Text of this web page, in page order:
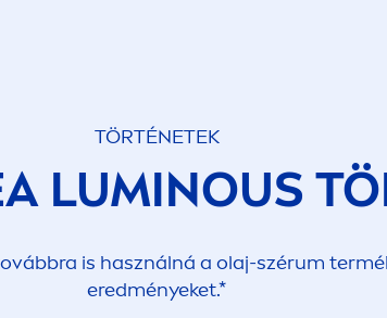
TÖRTÉNETEK
LUMINOUS
is használná a olaj-szérum
eredményeket.*